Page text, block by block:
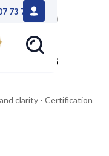
73 73
personnel
(niveau B1)
anglais
clarity - Certification